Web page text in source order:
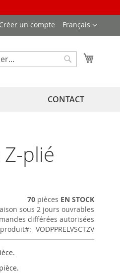
Langue
Français
Créer un compte
CONTACT
plié
70 pièces EN STOCK
sous 2 jours ouvrables
différées autorisées
VODPPRELVSCTZV